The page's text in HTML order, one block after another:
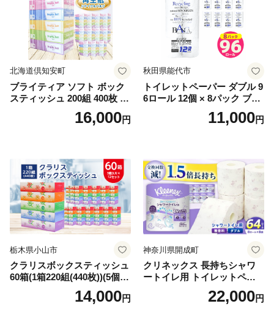
北海道倶知安町
ブライティア ソフト ボック
スティッシュ 200組 400枚 60
箱 日本製 まとめ買い ティッ
シュ リサイクル 長持 防災 常
倶知安町 日用品
16,000円
秋田県能代市
トイレットペーパー ダブル 9
6ロール 12個 × 8パック ブラ
ンカ 再生紙 100％ 芯あり 日
用品 消耗品 無香料 生活用品
11,000円
栃木県小山市
クラリスボックスティッシュ
60箱(1箱220組(440枚))(5個入
り×12セット)【1256759】
14,000円
神奈川県開成町
クリネックス 長持ちシャワ
ートイレ用 トイレットペー
パー（ダブル）64ロール(8ロ
ール×8パック) 開成町 トイレ
22,000円